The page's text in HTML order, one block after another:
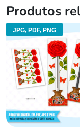
Produtos
JPG, PDF, PNG